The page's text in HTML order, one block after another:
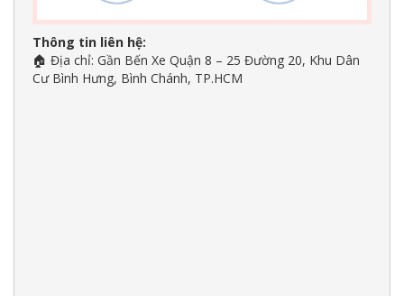
Thông tin liên hệ:
🏠 Địa chỉ: Gần Bến Xe Quận 8 – 25 Đường 20, Khu Dân
Cư Bình Hưng, Bình Chánh, TP.HCM